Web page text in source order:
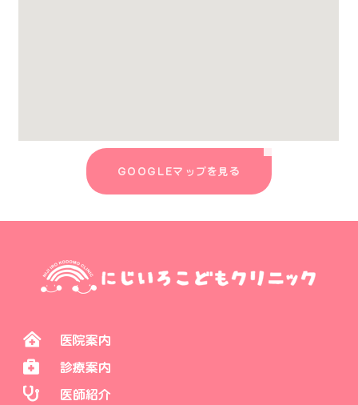
GOOGLEマップを見る
医院案内
診療案内
医師紹介